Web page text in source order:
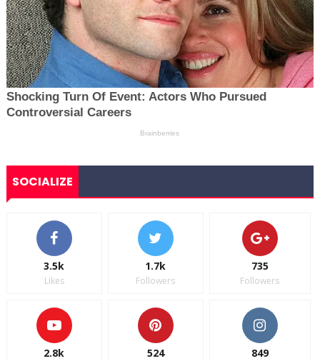
SOCIALIZE
3.5k
Likes
1.7k
Followers
735
Followers
2.8k 524 849